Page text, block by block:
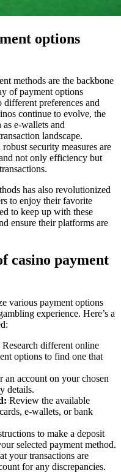
options
methods are the backbone
of payment options
different preferences and
continue to evolve, the
e-wallets and
landscape.
security measures are
not only efficiency but
has also revolutionized
to enjoy their favorite
to keep up with these
ensure their platforms are
casino payment
various payment options
experience. Here’s a
Research different online
options to find one that
an account on your chosen
details.
Review the available
e-wallets, or bank
to make a deposit
selected payment method.
your transactions are
for any discrepancies.